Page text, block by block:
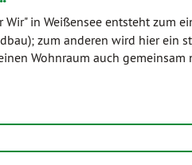
Wir" in Weißensee entsteht zum
zum anderen wird hier ein
Wohnraum auch gemeinsam